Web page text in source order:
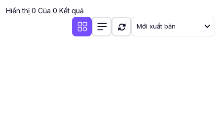
Hiển thị 0 Của 0 Kết quả
Mới xuất bản